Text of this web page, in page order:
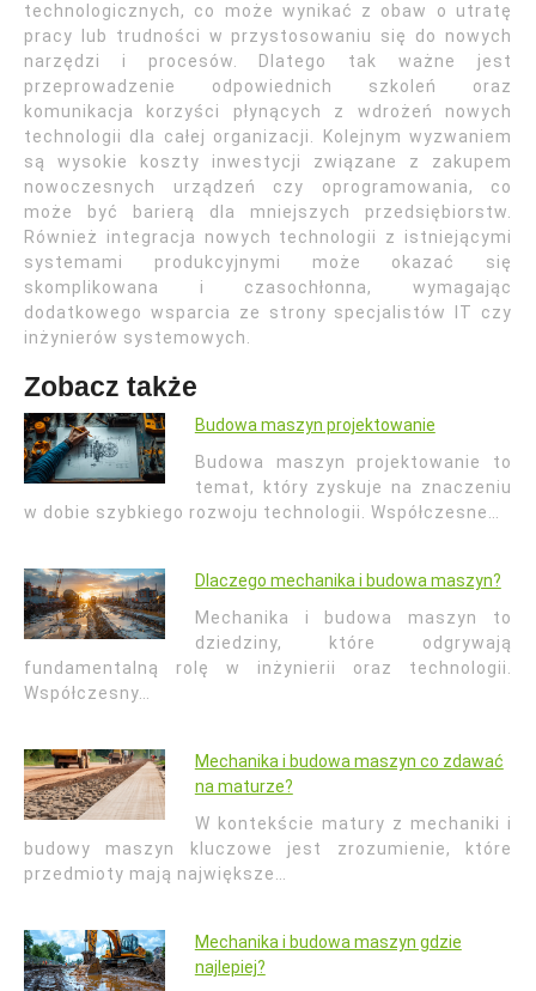
technologicznych, co może wynikać z obaw o utratę
pracy lub trudności w przystosowaniu się do nowych
narzędzi i procesów. Dlatego tak ważne jest
przeprowadzenie odpowiednich szkoleń oraz
komunikacja korzyści płynących z wdrożeń nowych
technologii dla całej organizacji. Kolejnym wyzwaniem
są wysokie koszty inwestycji związane z zakupem
nowoczesnych urządzeń czy oprogramowania, co
może być barierą dla mniejszych przedsiębiorstw.
Również integracja nowych technologii z istniejącymi
systemami produkcyjnymi może okazać się
skomplikowana i czasochłonna, wymagając
dodatkowego wsparcia ze strony specjalistów IT czy
inżynierów systemowych.
Zobacz także
Budowa maszyn projektowanie
Budowa maszyn projektowanie to
temat, który zyskuje na znaczeniu
w dobie szybkiego rozwoju technologii. Współczesne…
Dlaczego mechanika i budowa maszyn?
Mechanika i budowa maszyn to
dziedziny, które odgrywają
fundamentalną rolę w inżynierii oraz technologii.
Współczesny…
Mechanika i budowa maszyn co zdawać
na maturze?
W kontekście matury z mechaniki i
budowy maszyn kluczowe jest zrozumienie, które
przedmioty mają największe…
Mechanika i budowa maszyn gdzie
najlepiej?